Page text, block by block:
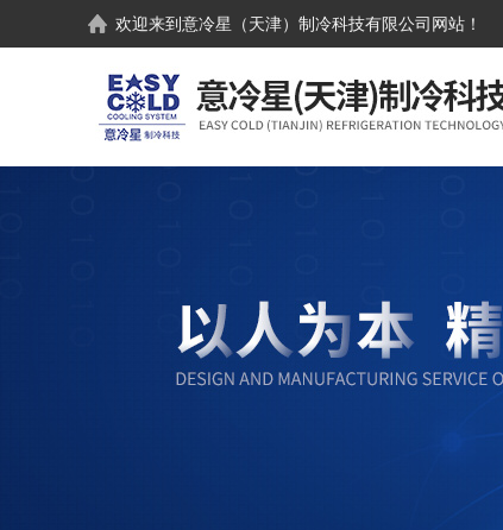
欢迎来到意冷星（天津）制冷科技有限公司 网站！